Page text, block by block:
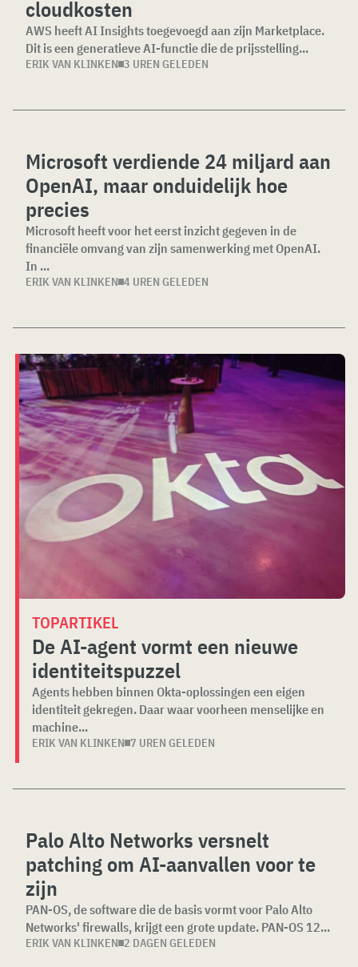
cloudkosten
AWS heeft AI Insights toegevoegd aan zijn Marketplace.
Dit is een generatieve AI-functie die de prijsstelling...
ERIK VAN KLINKEN 3 UREN GELEDEN
Microsoft verdiende 24 miljard aan
OpenAI, maar onduidelijk hoe
precies
Microsoft heeft voor het eerst inzicht gegeven in de
financiële omvang van zijn samenwerking met OpenAI.
In ...
ERIK VAN KLINKEN 4 UREN GELEDEN
TOPARTIKEL
De AI-agent vormt een nieuwe
identiteitspuzzel
Agents hebben binnen Okta-oplossingen een eigen
identiteit gekregen. Daar waar voorheen menselijke en
machine...
ERIK VAN KLINKEN 7 UREN GELEDEN
Palo Alto Networks versnelt
patching om AI-aanvallen voor te
zijn
PAN-OS, de software die de basis vormt voor Palo Alto
Networks' firewalls, krijgt een grote update. PAN-OS 12...
ERIK VAN KLINKEN 2 DAGEN GELEDEN